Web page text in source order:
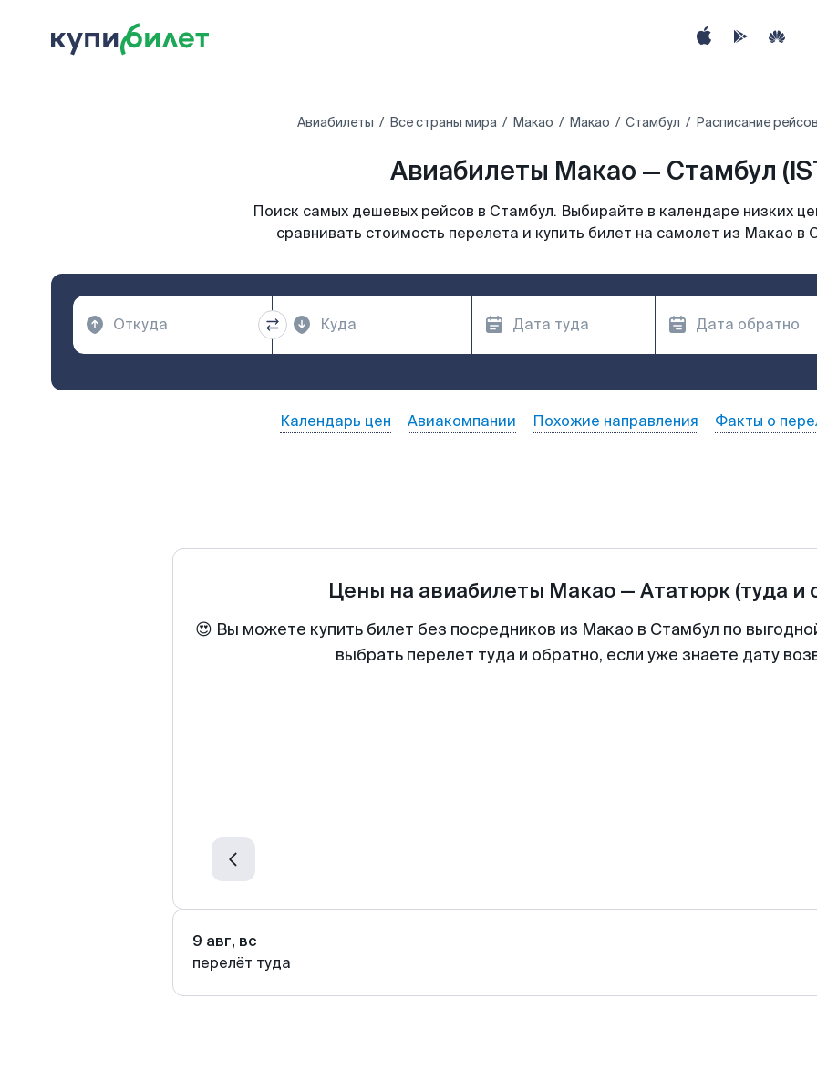
Авиабилеты Все страны мира Макао Макао Стамбул Расписание
Авиабилеты Макао — Стамбул
Поиск самых дешевых рейсов в Стамбул. Выбирайте в календаре низких
сравнивать стоимость перелета и купить билет на самолет из Макао в
Календарь цен Авиакомпании Похожие направления Факты о
Цены на авиабилеты Макао— Ататюрк (туда и
😍 Вы можете купить билет без посредников из Макао в Стамбул по
выбрать перелет туда и обратно, если уже знаете дату
9 авг, вс
перелёт туда